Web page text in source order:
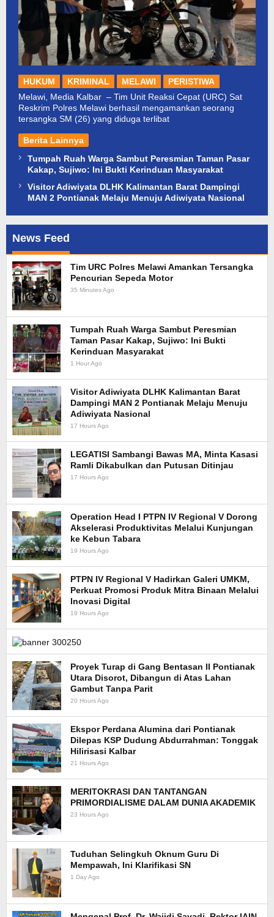
HUKUM KRIMINAL MELAWI
PERISTIWA
Melawi, Media Kalbar – Tim Unit Reaksi Cepat (URC) Sat
Reskrim Polres Melawi berhasil mengamankan seorang
tersangka SM (26) yang diduga terlibat
Berita Lainnya
Tumpah Ruah Warga Sambut Peresmian Taman Pasar
Kakap, Sujiwo: Ini Bukti Kerinduan Masyarakat
Visitor Adiwiyata DLHK Kalimantan Barat Dampingi
MAN 2 Pontianak Melaju Menuju Adiwiyata Nasional
News Feed
Media
Kalbar
Tim URC Polres Melawi Amankan Tersangka
Pencurian Sepeda Motor
35 Minutes Ago
Tumpah Ruah Warga Sambut Peresmian
Taman Pasar Kakap, Sujiwo: Ini Bukti
Kerinduan Masyarakat
1 Hour Ago
Visitor Adiwiyata DLHK Kalimantan Barat
Dampingi MAN 2 Pontianak Melaju Menuju
Adiwiyata Nasional
17 Hours Ago
LEGATISI Sambangi Bawas MA, Minta Kasasi
Ramli Dikabulkan dan Putusan Ditinjau
17 Hours Ago
Operation Head I PTPN IV Regional V Dorong
Akselerasi Produktivitas Melalui Kunjungan
ke Kebun Tabara
19 Hours Ago
PTPN IV Regional V Hadirkan Galeri UMKM,
Perkuat Promosi Produk Mitra Binaan Melalui
Inovasi Digital
19 Hours Ago
Proyek Turap di Gang Bentasan II Pontianak
Utara Disorot, Dibangun di Atas Lahan
Gambut Tanpa Parit
20 Hours Ago
Ekspor Perdana Alumina dari Pontianak
Dilepas KSP Dudung Abdurrahman: Tonggak
Hilirisasi Kalbar
21 Hours Ago
MERITOKRASI DAN TANTANGAN
PRIMORDIALISME DALAM DUNIA AKADEMIK
23 Hours Ago
Tuduhan Selingkuh Oknum Guru Di
Mempawah, Ini Klarifikasi SN
1 Day Ago